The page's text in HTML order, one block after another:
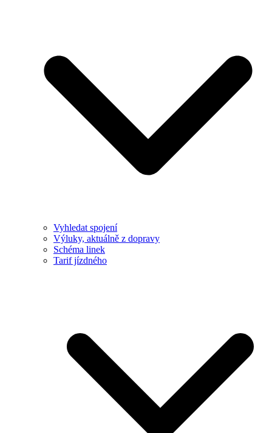
Vyhledat spojení
Výluky, aktuálně z dopravy
Schéma linek
Tarif jízdného